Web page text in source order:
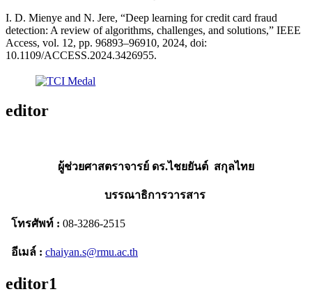
I. D. Mienye and N. Jere, “Deep learning for credit card fraud
detection: A review of algorithms, challenges, and solutions,” IEEE
Access, vol. 12, pp. 96893–96910, 2024, doi:
10.1109/ACCESS.2024.3426955.
editor
ผู้ช่วยศาสตราจารย์ ดร.ไชยยันต์ สกุลไทย
บรรณาธิการวารสาร
โทรศัพท์ : 08-3286-2515
อีเมล์ : chaiyan.s@rmu.ac.th
editor1